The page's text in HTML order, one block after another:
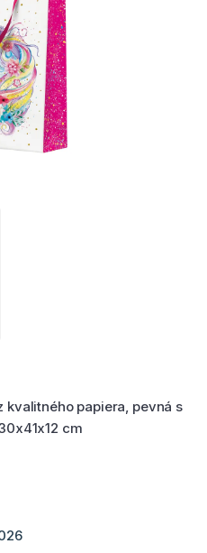
kvalitného papiera, pevná s
cm